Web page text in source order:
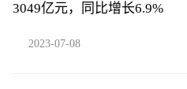
3049亿元，同比增长6.9%
2023-07-08